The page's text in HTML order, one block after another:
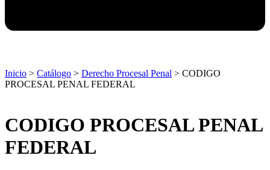
Inicio > Catálogo > Derecho Procesal Penal > CODIGO
PROCESAL PENAL FEDERAL
CODIGO PROCESAL PENAL
FEDERAL